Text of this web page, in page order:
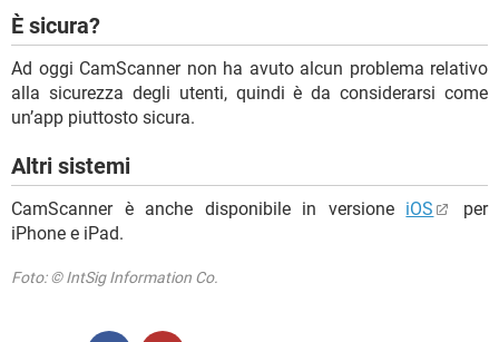
È sicura?
Ad oggi CamScanner non ha avuto alcun problema relativo
alla sicurezza degli utenti, quindi è da considerarsi come
un’app piuttosto sicura.
Altri sistemi
CamScanner è anche disponibile in versione iOS
per
iPhone e iPad.
Foto: © IntSig Information Co.